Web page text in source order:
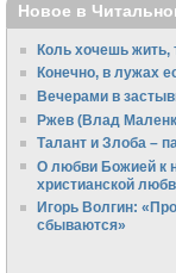
Новое в
Коль хочешь жить,
Конечно, в лужах
Вечерами в
Ржев (Влад
Талант и Злоба –
О любви Божией к
христианской
Игорь Волгин:
сбываются»